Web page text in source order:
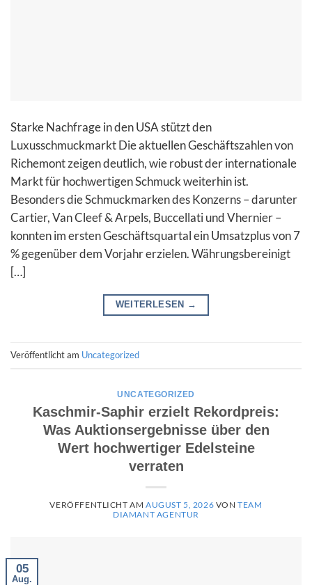
Starke Nachfrage in den USA stützt den
Luxusschmuckmarkt Die aktuellen Geschäftszahlen von
Richemont zeigen deutlich, wie robust der internationale
Markt für hochwertigen Schmuck weiterhin ist.
Besonders die Schmuckmarken des Konzerns – darunter
Cartier, Van Cleef & Arpels, Buccellati und Vhernier –
konnten im ersten Geschäftsquartal ein Umsatzplus von 7
% gegenüber dem Vorjahr erzielen. Währungsbereinigt
[…]
WEITERLESEN →
Veröffentlicht am Uncategorized
UNCATEGORIZED
Kaschmir-Saphir erzielt Rekordpreis:
Was Auktionsergebnisse über den
Wert hochwertiger Edelsteine
verraten
VERÖFFENTLICHT AMAUGUST 5, 2026 VONTEAM
DIAMANT AGENTUR
05
Aug.